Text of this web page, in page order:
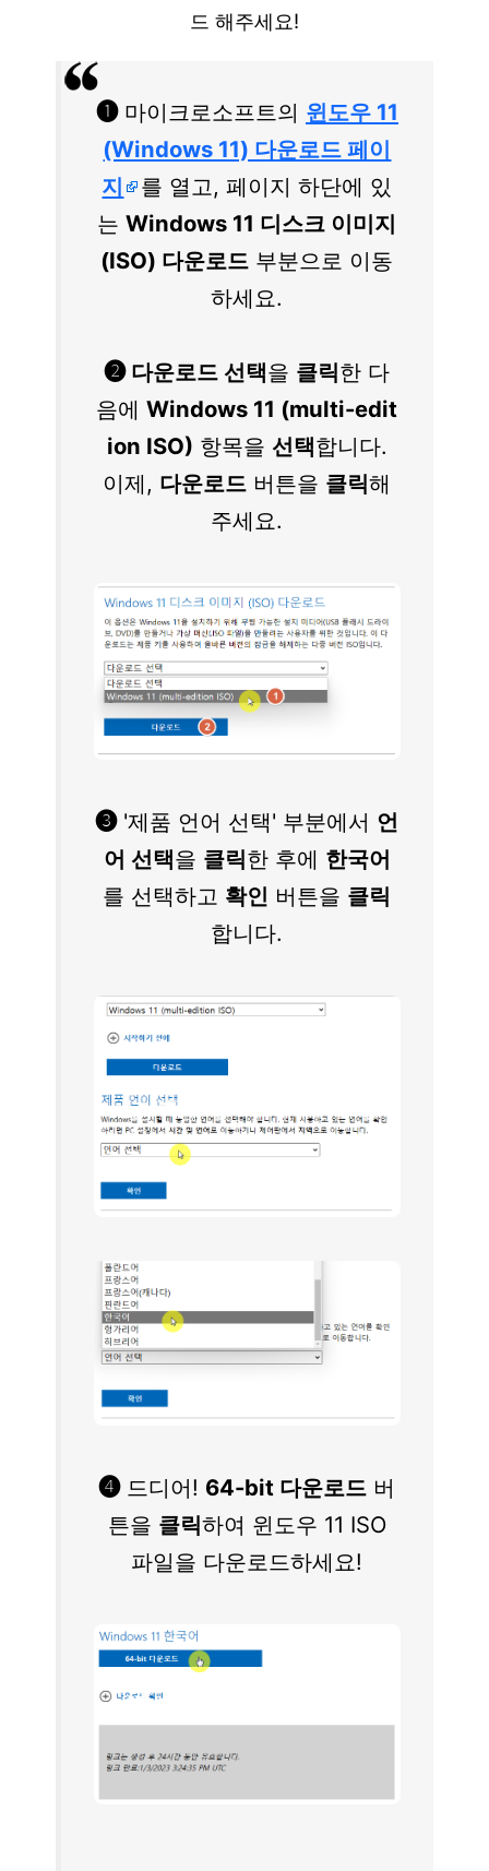
드 해주세요!
❶마이크로소프트의 윈도우 11
(Windows 11) 다운로드 페이
지
를 열고, 페이지 하단에 있
는Windows 11 디스크 이미지
(ISO) 다운로드 부분으로 이동
하세요.
❷ 다운로드 선택을 클릭한 다
음에Windows 11 (multi-edit
ion ISO) 항목을 선택합니다.
이제, 다운로드 버튼을 클릭해
주세요.
❸'제품 언어 선택' 부분에서 언
어 선택을 클릭한 후에 한국어
를 선택하고 확인 버튼을 클릭
합니다.
❹드디어! 64-bit 다운로드 버
튼을 클릭하여 윈도우 11 ISO
파일을 다운로드하세요!